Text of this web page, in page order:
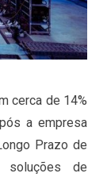
cerca de 14%
a empresa
Prazo de
de